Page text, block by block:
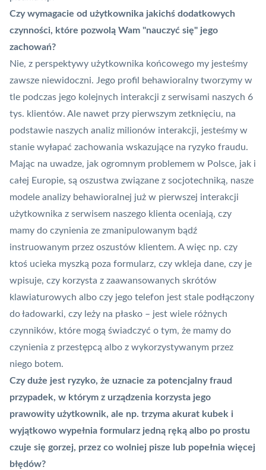
Czy wymagacie od użytkownika jakichś dodatkowych
czynności, które pozwolą Wam "nauczyć się" jego
zachowań?
Nie, z perspektywy użytkownika końcowego my jesteśmy
zawsze niewidoczni. Jego profil behawioralny tworzymy w
tle podczas jego kolejnych interakcji z serwisami naszych 6
tys. klientów. Ale nawet przy pierwszym zetknięciu, na
podstawie naszych analiz milionów interakcji, jesteśmy w
stanie wyłapać zachowania wskazujące na ryzyko fraudu.
Mając na uwadze, jak ogromnym problemem w Polsce, jak i
całej Europie, są oszustwa związane z socjotechniką, nasze
modele analizy behawioralnej już w pierwszej interakcji
użytkownika z serwisem naszego klienta oceniają, czy
mamy do czynienia ze zmanipulowanym bądź
instruowanym przez oszustów klientem. A więc np. czy
ktoś ucieka myszką poza formularz, czy wkleja dane, czy je
wpisuje, czy korzysta z zaawansowanych skrótów
klawiaturowych albo czy jego telefon jest stale podłączony
do ładowarki, czy leży na płasko – jest wiele różnych
czynników, które mogą świadczyć o tym, że mamy do
czynienia z przestępcą albo z wykorzystywanym przez
niego botem.
Czy duże jest ryzyko, że uznacie za potencjalny fraud
przypadek, w którym z urządzenia korzysta jego
prawowity użytkownik, ale np. trzyma akurat kubek i
wyjątkowo wypełnia formularz jedną ręką albo po prostu
czuje się gorzej, przez co wolniej pisze lub popełnia więcej
błędów?